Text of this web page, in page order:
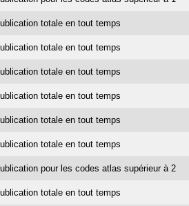
totale en tout temps
totale en tout temps
totale en tout temps
totale en tout temps
totale en tout temps
totale en tout temps
pour les codes atlas supérieur à 2
totale en tout temps